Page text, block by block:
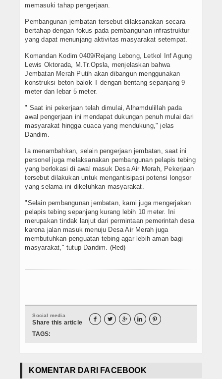
memasuki tahap pengerjaan.
Pembangunan jembatan tersebut dilaksanakan secara
bertahap dengan fokus pada pembangunan infrastruktur
yang dapat menunjang aktivitas masyarakat setempat.
Komandan Kodim 0409/Rejang Lebong, Letkol Inf Agung
Lewis Oktorada, M.Tr.Opsla, menjelaskan bahwa
Jembatan Merah Putih akan dibangun menggunakan
konstruksi beton balok T dengan bentang sepanjang 9
meter dan lebar 5 meter.
" Saat ini pekerjaan telah dimulai, Alhamdulillah pada
awal pengerjaan ini mendapat dukungan penuh mulai dari
masyarakat hingga cuaca yang mendukung," jelas
Dandim.
Ia menambahkan, selain pengerjaan jembatan, saat ini
personel juga melaksanakan pembangunan pelapis tebing
yang berlokasi di awal masuk Desa Air Merah, Pekerjaan
tersebut dilakukan untuk mengantisipasi potensi longsor
yang selama ini dikeluhkan masyarakat.
"Selain pembangunan jembatan, kami juga mengerjakan
pelapis tebing sepanjang kurang lebih 10 meter. Ini
merupakan tindak lanjut dari permintaan pemerintah desa
karena jalan masuk menuju Desa Air Merah juga
membutuhkan penguatan tebing agar lebih aman bagi
masyarakat," tutup Dandim. (Red)
Social media
Share this article     
TAGS:
KOMENTAR DARI FACEBOOK